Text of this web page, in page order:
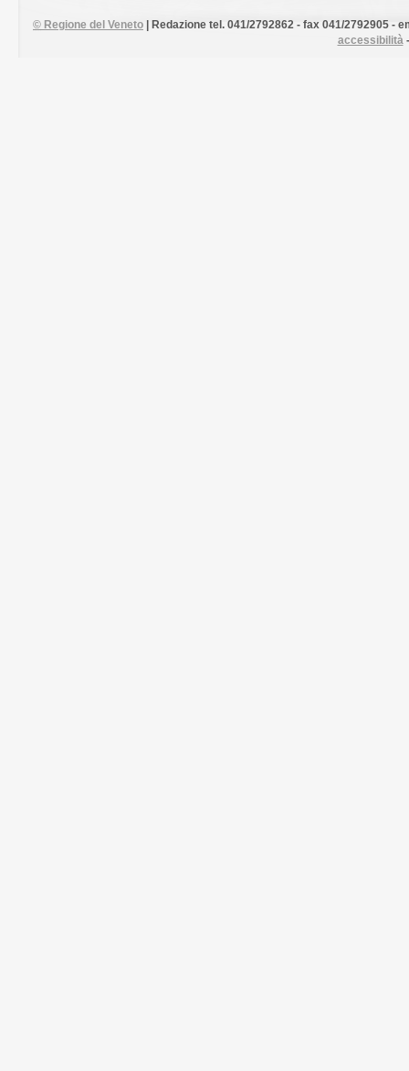
© Regione del Veneto
| Redazione tel. 041/2792862 - fax 041/2792905 -
accessibilità